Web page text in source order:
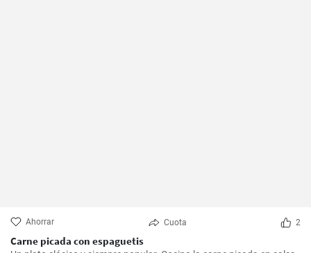
Ahorrar Cuota 2
Carne picada con espaguetis